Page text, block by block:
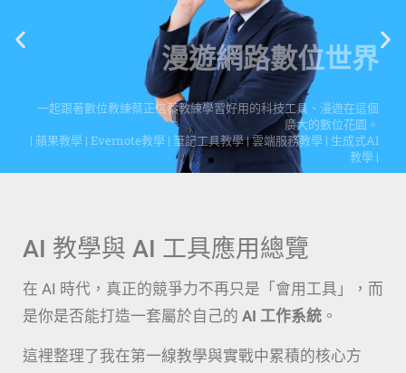
一起跟著數位教練蔡正信蔡教練學習好用的科技工具、漫遊在這個
廣大的數位花園。
| 蘋果教學 | Evernote教學 | 筆記工具教學 | 雲端服務教學 | 生成式AI
教學 |
點擊這裡
AI 教學與 AI 工具應用總覽
在 AI 時代，真正的競爭力不再只是「會用工具」，而
是你是否能打造一套屬於自己的 AI 工作系統 。
這裡整理了我在第一線教學與實戰中累積的核心方